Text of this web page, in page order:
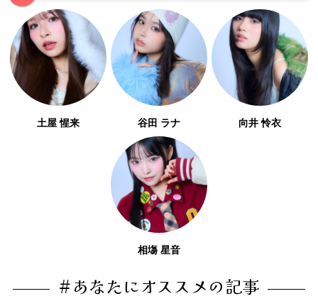
土屋 惺来 谷田 ラナ 向井 怜衣
相塲 星音
#あなたにオススメの記事